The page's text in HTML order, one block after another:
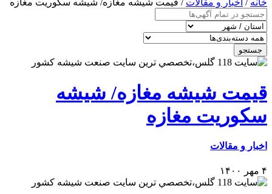
خانه / اخبار و مقالات / قیمت شیشه مغازه/ شیشه سکوریت مغازه
جستجو
قیمت شیشه مغازه/ شیشه
سکوریت مغازه
اخبار و مقالات
۴ مهر ۱۴۰۰